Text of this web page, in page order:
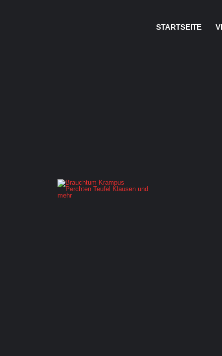
STARTSEITE